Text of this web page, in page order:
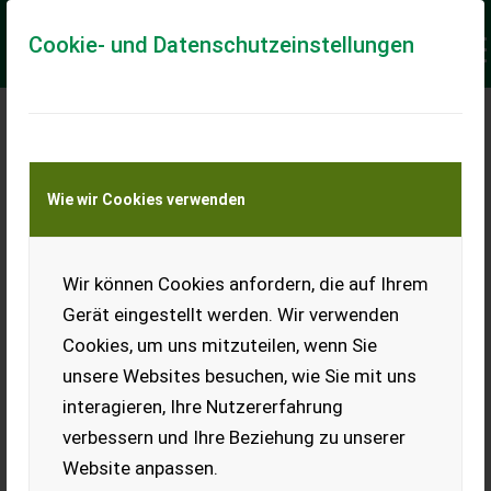
Cookie- und Datenschutzeinstellungen
Wie wir Cookies verwenden
Wir können Cookies anfordern, die auf Ihrem
Gerät eingestellt werden. Wir verwenden
Cookies, um uns mitzuteilen, wenn Sie
unsere Websites besuchen, wie Sie mit uns
interagieren, Ihre Nutzererfahrung
verbessern und Ihre Beziehung zu unserer
Website anpassen.
Meine Transportkostenanfrage
Transport von Land- und Baumaschinen –
KEINE Tiertransporte
Ladeort
Ort